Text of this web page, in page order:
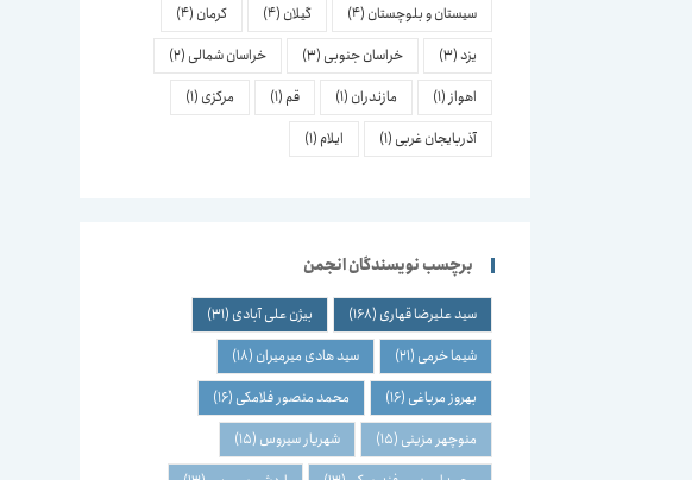
سیستان و بلوچستان (4) گیلان (4) کرمان (4)
یزد(3) خراسان جنوبی (3) خراسان شمالی (2)
اهواز (1) مازندران (1) قم (1) مرکزی (1)
آذربایجان غربی (1) ایلام (1)
برچسب نویسندگان انجمن
سید علیرضا قهاری (168) بیژن علی آبادی (31)
شیما خرمی (21) سید هادی میرمیران (18)
بهروز مرباغی (16) محمد منصور فلامکی (16)
منوچهر مزینی (15) شهریار سیروس (15)